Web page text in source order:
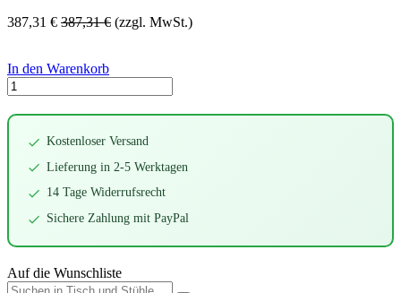
387,31 € 387,31€ (zzgl. MwSt.)
In den Warenkorb
Kostenloser Versand
Lieferung in 2-5 Werktagen
14 Tage Widerrufsrecht
Sichere Zahlung mit PayPal
Auf die Wunschliste